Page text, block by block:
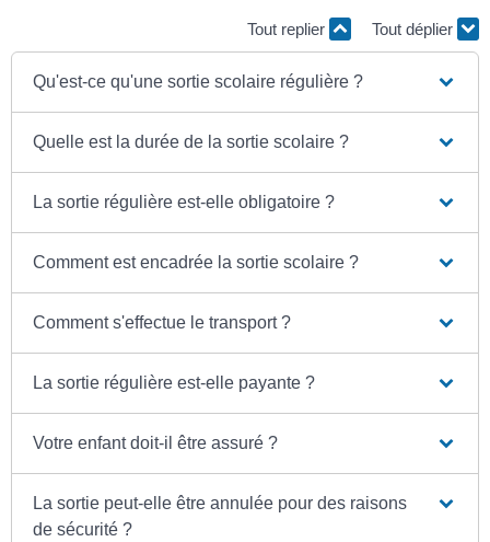
Tout replier Tout déplier
Qu'est-ce qu'une sortie scolaire régulière ?
Quelle est la durée de la sortie scolaire ?
La sortie régulière est-elle obligatoire ?
Comment est encadrée la sortie scolaire ?
Comment s'effectue le transport ?
La sortie régulière est-elle payante ?
Votre enfant doit-il être assuré ?
La sortie peut-elle être annulée pour des raisons
de sécurité ?